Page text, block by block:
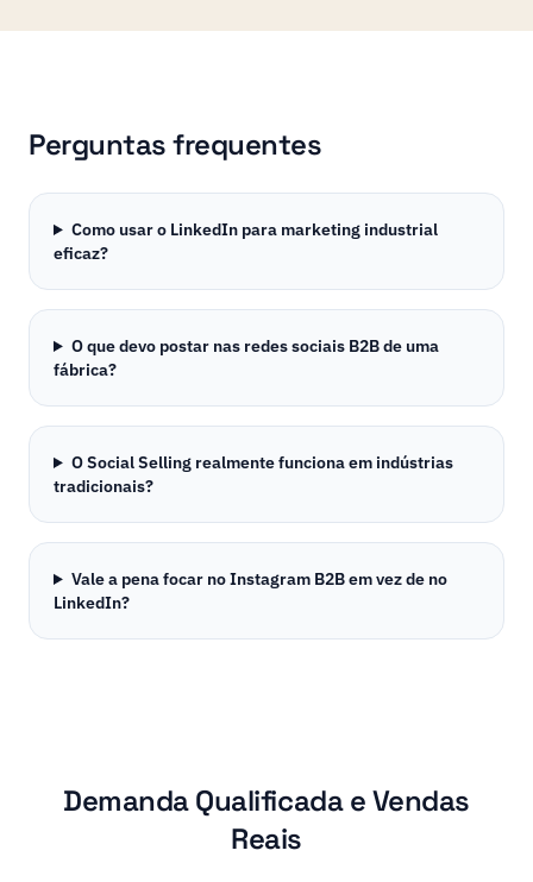
Perguntas frequentes
Como usar o LinkedIn para marketing industrial
eficaz?
O que devo postar nas redes sociais B2B de uma
fábrica?
O Social Selling realmente funciona em indústrias
tradicionais?
Vale a pena focar no Instagram B2B em vez de no
LinkedIn?
Demanda Qualificada e Vendas
Reais